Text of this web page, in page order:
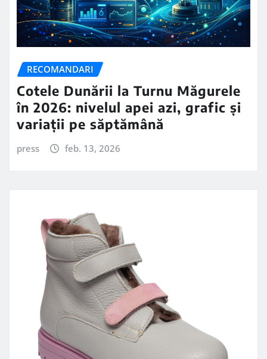
RECOMANDARI
Cotele Dunării la Turnu Măgurele
în 2026: nivelul apei azi, grafic și
variații pe săptămână
press feb. 13, 2026